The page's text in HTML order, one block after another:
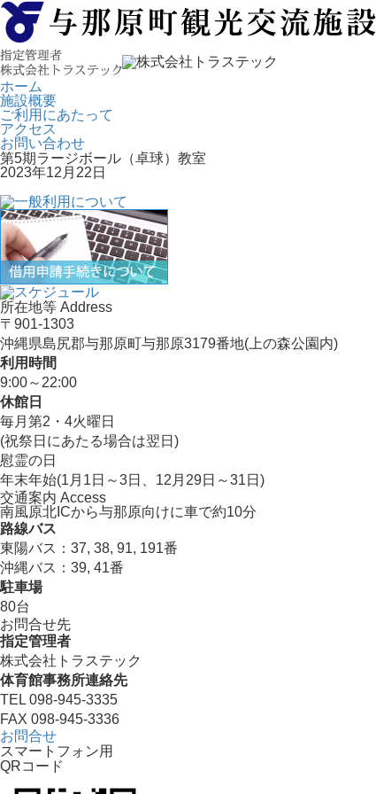
ホーム
施設概要
ご利用にあたって
アクセス
お問い合わせ
第5期ラージボール（卓球）教室
2023年12月22日
所在地等 Address
〒901-1303
沖縄県島尻郡与那原町与那原3179番地(上の森公園内)
利用時間
9:00～22:00
休館日
毎月第2・4火曜日
(祝祭日にあたる場合は翌日)
慰霊の日
年末年始(1月1日～3日、12月29日～31日)
交通案内 Access
南風原北ICから与那原向けに車で約10分
路線バス
東陽バス：37, 38, 91, 191番
沖縄バス：39, 41番
駐車場
80台
お問合せ先
指定管理者
株式会社トラステック
体育館事務所連絡先
TEL 098-945-3335
FAX 098-945-3336
お問合せ
スマートフォン用
QRコード